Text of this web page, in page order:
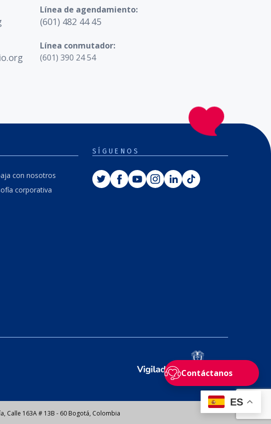
Contáctanos
Línea de agendamiento:
(601) 482 44 45
Línea conmutador:
(601) 390 24 54
con nosotros
corporativa
SÍGUENOS
TwitterFacebook
YoutubeInstagram
LinkedinTiktok
Calle 163A # 13B - 60 Bogotá, Colombia
ES